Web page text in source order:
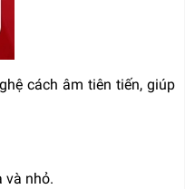
cách âm tiên tiến, giúp
và nhỏ.